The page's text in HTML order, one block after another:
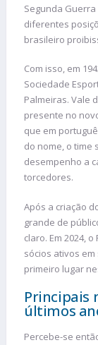
Segunda
diferentes
brasileiro
Com isso, em
Sociedade
Palmeiras. Vale
presente no
que em
do nome, o time
desempenho a
torcedores.
Após a criação
grande de
claro. Em 2024,
sócios ativos
primeiro lugar
Principais
últimos
Percebe-se